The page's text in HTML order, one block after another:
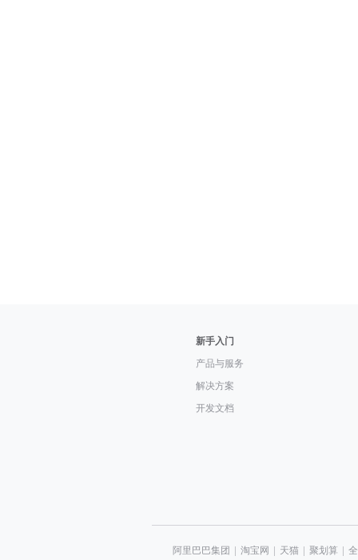
新手入门
产品与服务
解决方案
开发文档
阿里巴巴集团 | 淘宝网 | 天猫| 聚划算 |